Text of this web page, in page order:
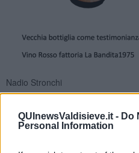
QUInewsValdisieve.it - Do
Personal Information
Nadio Stronchi